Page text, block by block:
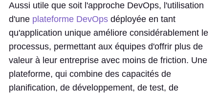
Aussi utile que soit l'approche DevOps, l'utilisation
d'une plateforme DevOps déployée en tant
qu'application unique améliore considérablement le
processus, permettant aux équipes d'offrir plus de
valeur à leur entreprise avec moins de friction. Une
plateforme, qui combine des capacités de
planification, de développement, de test, de